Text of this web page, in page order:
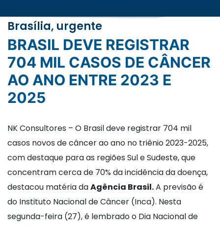
Brasília, urgente
BRASIL DEVE REGISTRAR
704 MIL CASOS DE CÂNCER
AO ANO ENTRE 2023 E
2025
NK Consultores – O Brasil deve registrar 704 mil
casos novos de câncer ao ano no triênio 2023-2025,
com destaque para as regiões Sul e Sudeste, que
concentram cerca de 70% da incidência da doença,
destacou matéria daAgência Brasil.A previsão é
do Instituto Nacional de Câncer (Inca). Nesta
segunda-feira (27), é lembrado o Dia Nacional de